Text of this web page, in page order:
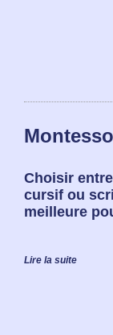
Choisir
cursif ou
meilleure
Lire la suite